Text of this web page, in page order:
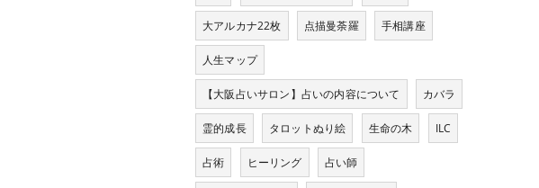
大アルカナ22枚 点描曼荼羅 手相講座
人生マップ
【大阪占いサロン】占いの内容について カバラ
霊的成長 タロットぬり絵 生命の木 ILC
占術 ヒーリング 占い師